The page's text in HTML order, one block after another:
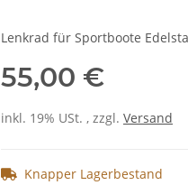
Lenkrad für Sportboote
55,00 €
inkl. 19% USt. , zzgl. Versand
Knapper Lagerbestand